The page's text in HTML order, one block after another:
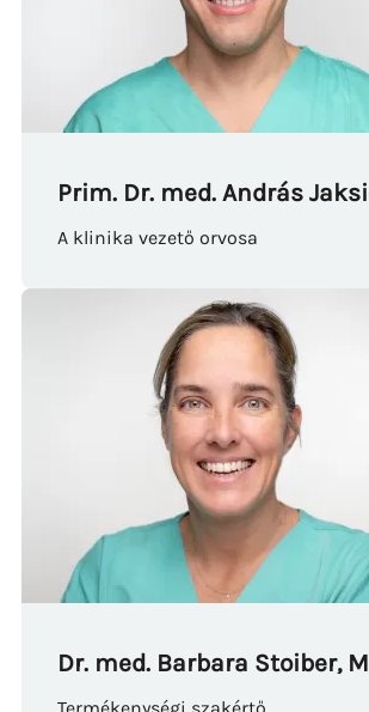
Prim. Dr. med. András
A klinika vezető orvosa
Dr. med. Barbara Stoiber,